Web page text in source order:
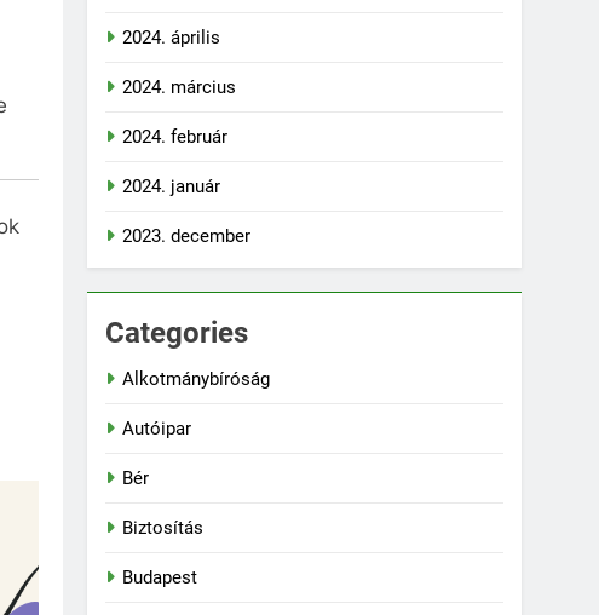
2024. április
2024. március
2024. február
2024. január
2023. december
Categories
Alkotmánybíróság
Autóipar
Bér
Biztosítás
Budapest